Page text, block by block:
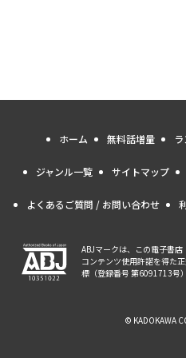
ホーム 無料話増量
ジャンル一覧 サイトマップ
よくあるご質問 / お問い合わせ
ABJマークは、この電子書
コンテンツ使用許諾を得た
標（登録番号 第6091713号）
© KADOKAWA